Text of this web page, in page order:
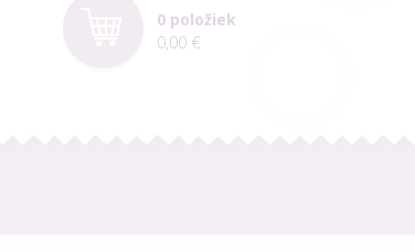
0 položiek
0,00 €